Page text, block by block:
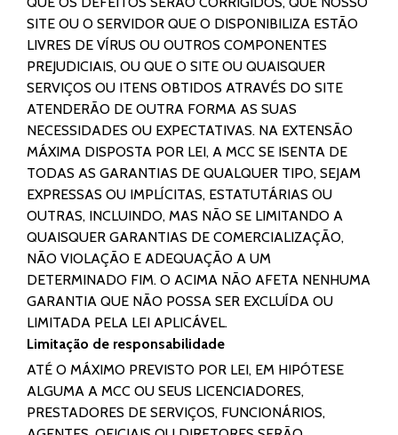
SITE OU O SERVIDOR QUE O DISPONIBILIZA ESTÃO
LIVRES DE VÍRUS OU OUTROS COMPONENTES
PREJUDICIAIS, OU QUE O SITE OU QUAISQUER
SERVIÇOS OU ITENS OBTIDOS ATRAVÉS DO SITE
ATENDERÃO DE OUTRA FORMA AS SUAS
NECESSIDADES OU EXPECTATIVAS. NA EXTENSÃO
MÁXIMA DISPOSTA POR LEI, A MCC SE ISENTA DE
TODAS AS GARANTIAS DE QUALQUER TIPO, SEJAM
EXPRESSAS OU IMPLÍCITAS, ESTATUTÁRIAS OU
OUTRAS, INCLUINDO, MAS NÃO SE LIMITANDO A
QUAISQUER GARANTIAS DE COMERCIALIZAÇÃO,
NÃO VIOLAÇÃO E ADEQUAÇÃO A UM
DETERMINADO FIM. O ACIMA NÃO AFETA NENHUMA
GARANTIA QUE NÃO POSSA SER EXCLUÍDA OU
LIMITADA PELA LEI APLICÁVEL.
Limitação de responsabilidade
ATÉ O MÁXIMO PREVISTO POR LEI, EM HIPÓTESE
ALGUMA A MCC OU SEUS LICENCIADORES,
PRESTADORES DE SERVIÇOS, FUNCIONÁRIOS,